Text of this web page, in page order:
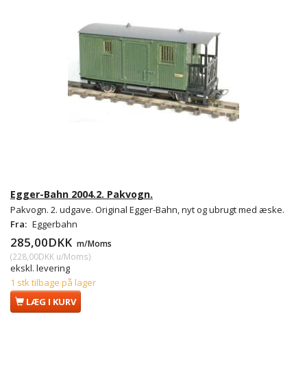
Egger-Bahn 2004.2. Pakvogn.
Pakvogn. 2. udgave. Original Egger-Bahn, nyt og ubrugt med æske.
Fra: Eggerbahn
285,00DKK m/Moms
(228,00DKK u/Moms)
ekskl. levering
1 stk tilbage på lager
LÆG I KURV